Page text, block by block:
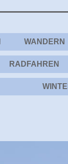
WANDERN
RADFAHREN